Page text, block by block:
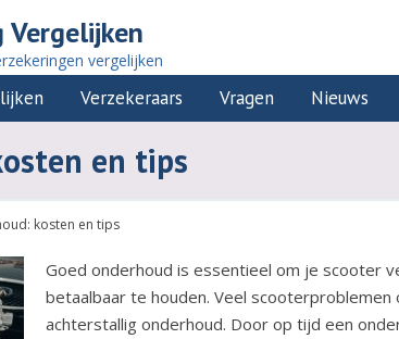
Vergelijken
vergelijken
Verzekeraars Vragen Nieuws
en tips
kosten en tips
Goed onderhoud is essentieel om je scooter
betaalbaar te houden. Veel scooterproblemen
achterstallig onderhoud. Door op tijd een